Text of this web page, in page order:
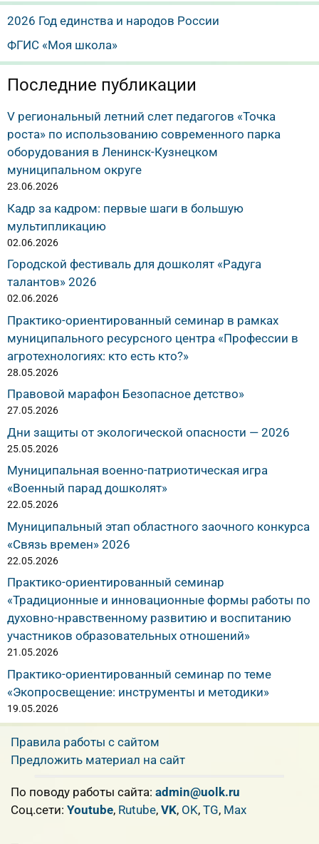
2026 Год единства и народов России
ФГИС «Моя школа»
Последние публикации
V региональный летний слет педагогов «Точка
роста» по использованию современного парка
оборудования в Ленинск-Кузнецком
муниципальном округе
23.06.2026
Кадр за кадром: первые шаги в большую
мультипликацию
02.06.2026
Городской фестиваль для дошколят «Радуга
талантов» 2026
02.06.2026
Практико-ориентированный семинар в рамках
муниципального ресурсного центра «Профессии в
агротехнологиях: кто есть кто?»
28.05.2026
Правовой марафон Безопасное детство»
27.05.2026
Дни защиты от экологической опасности — 2026
25.05.2026
Муниципальная военно-патриотическая игра
«Военный парад дошколят»
22.05.2026
Муниципальный этап областного заочного конкурса
«Связь времен» 2026
22.05.2026
Практико-ориентированный семинар
«Традиционные и инновационные формы работы по
духовно-нравственному развитию и воспитанию
участников образовательных отношений»
21.05.2026
Практико-ориентированный семинар по теме
«Экопросвещение: инструменты и методики»
19.05.2026
Правила работы с сайтом
Предложить материал на сайт
По поводу работы сайта: admin@uolk.ru
Cоц.сети: Youtube, Rutube, VK, OK, TG, Max